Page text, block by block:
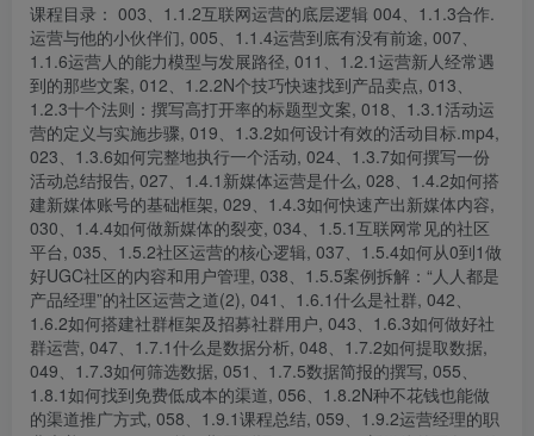
课程目录： 003、1.1.2互联网运营的底层逻辑 004、1.1.3合作.
运营与他的小伙伴们, 005、1.1.4运营到底有没有前途, 007、
1.1.6运营人的能力模型与发展路径, 011、1.2.1运营新人经常遇
到的那些文案, 012、1.2.2N个技巧快速找到产品卖点, 013、
1.2.3十个法则：撰写高打开率的标题型文案, 018、1.3.1活动运
营的定义与实施步骤, 019、1.3.2如何设计有效的活动目标.mp4,
023、1.3.6如何完整地执行一个活动, 024、1.3.7如何撰写一份
活动总结报告, 027、1.4.1新媒体运营是什么, 028、1.4.2如何搭
建新媒体账号的基础框架, 029、1.4.3如何快速产出新媒体内容,
030、1.4.4如何做新媒体的裂变, 034、1.5.1互联网常见的社区
平台, 035、1.5.2社区运营的核心逻辑, 037、1.5.4如何从0到1做
好UGC社区的内容和用户管理, 038、1.5.5案例拆解：“人人都是
产品经理”的社区运营之道(2), 041、1.6.1什么是社群, 042、
1.6.2如何搭建社群框架及招募社群用户, 043、1.6.3如何做好社
群运营, 047、1.7.1什么是数据分析, 048、1.7.2如何提取数据,
049、1.7.3如何筛选数据, 051、1.7.5数据简报的撰写, 055、
1.8.1如何找到免费低成本的渠道, 056、1.8.2N种不花钱也能做
的渠道推广方式, 058、1.9.1课程总结, 059、1.9.2运营经理的职